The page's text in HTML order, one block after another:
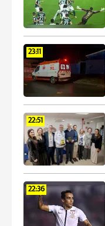
23:11
22:51
22:36